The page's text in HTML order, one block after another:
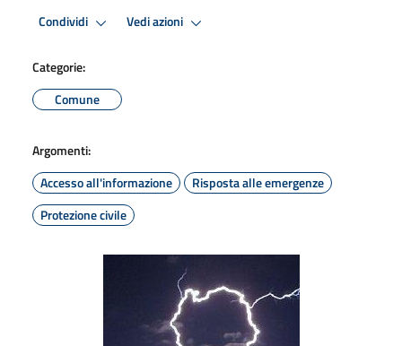
Condividi Vedi azioni
Categorie:
Comune
Argomenti:
Accesso all'informazione
Risposta alle emergenze
Protezione civile